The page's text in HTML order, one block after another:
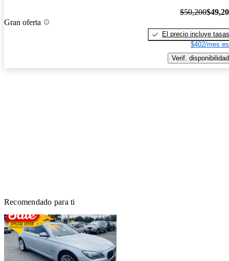
Gran oferta
$50,200
El precio incluye tasas
$402/mes
Verif. disponibilidad
Recomendado para ti